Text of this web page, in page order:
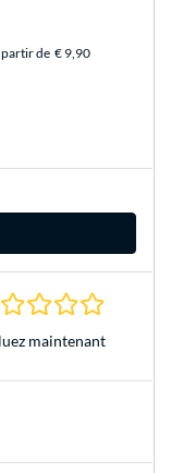
partir de € 9,90
maintenant